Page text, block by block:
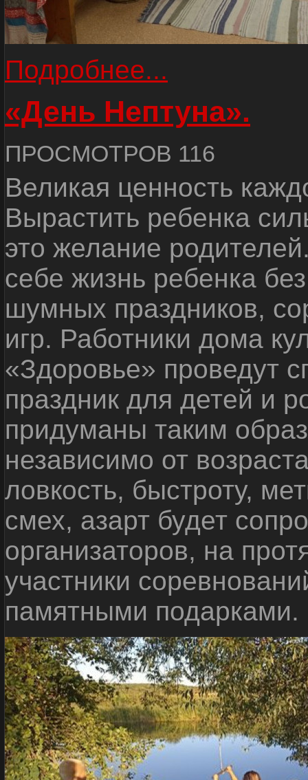
Подробнее...
«День Нептуна».
ПРОСМОТРОВ 116
Великая ценность
Вырастить ребенка
это желание
себе жизнь ребенка
шумных праздников,
игр. Работники дома
«Здоровье» проведут
праздник для детей и
придуманы таким
независимо от
ловкость, быстроту,
смех, азарт будет
организаторов, на
участники
памятными подарками.